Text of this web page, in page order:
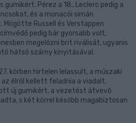
Pérez a 18., Leclerc pedig a
és a monacói simán
Russell és Verstappen
pedig bár gyorsabb volt,
megelőzni brit riválisát, ugyanis
hátsó szárny kinyitásával.
körben hirtelen lelassult, a műszaki
élről kellett feladnia a viadalt.
új gumikért, a vezetést átvevő
s két körrel később magabiztosan